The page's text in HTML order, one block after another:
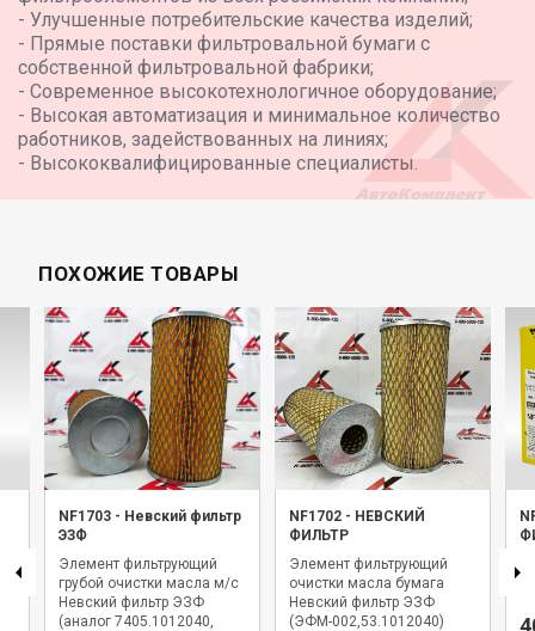
- Улучшенные потребительские качества изделий;
- Прямые поставки фильтровальной бумаги с
собственной фильтровальной фабрики;
- Современное высокотехнологичное оборудование;
- Высокая автоматизация и минимальное количество
работников, задействованных на линиях;
- Высококвалифицированные специалисты.
ПОХОЖИЕ ТОВАРЫ
NF1703 - Невский фильтр
ЭЗФ
Элемент фильтрующий
грубой очистки масла м/с
Невский фильтр ЭЗФ
(аналог 7405.1012040,
NF1702 - НЕВСКИЙ
ФИЛЬТР
Элемент фильтрующий
очистки масла бумага
Невский фильтр ЭЗФ
(ЭФМ-002,53.1012040)